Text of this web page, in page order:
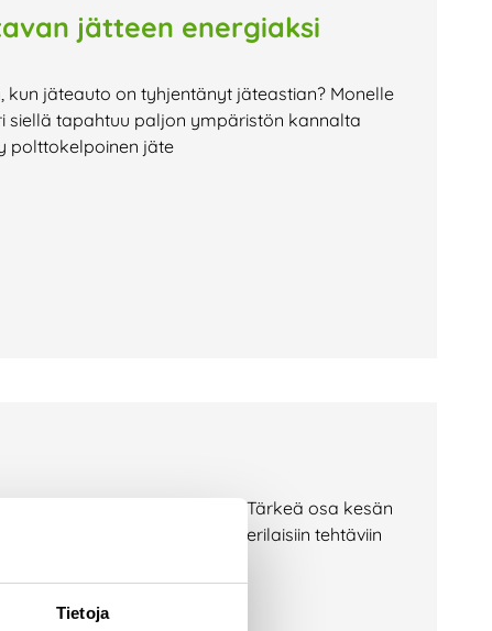
Tietoja
jätteen energiaksi
jäteauto on tyhjentänyt jäteastian? Monelle
tapahtuu paljon ympäristön kannalta
polttokelpoinen jäte
aktiivista aikaa. Tärkeä osa kesän
tarttuneet monipuolisesti erilaisiin tehtäviin